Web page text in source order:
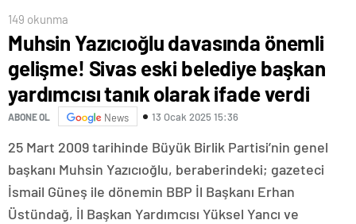
149 okunma
Muhsin Yazıcıoğlu davasında önemli
gelişme! Sivas eski belediye başkan
yardımcısı tanık olarak ifade verdi
ABONE OL News 13 Ocak 2025 15:36
25 Mart 2009 tarihinde Büyük Birlik Partisi’nin genel
başkanı Muhsin Yazıcıoğlu, beraberindeki; gazeteci
İsmail Güneş ile dönemin BBP İl Başkanı Erhan
Üstündağ, İl Başkan Yardımcısı Yüksel Yancı ve